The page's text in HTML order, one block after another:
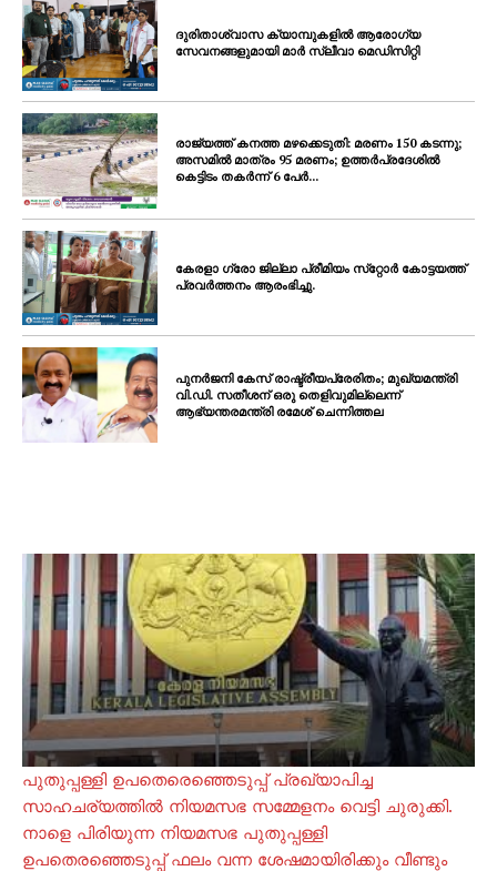
ദുരിതാശ്വാസ ക്യാമ്പുകളിൽ ആരോഗ്യ
സേവനങ്ങളുമായി മാർ സ്ലീവാ മെഡിസിറ്റി
രാജ്യത്ത് കനത്ത മഴക്കെടുതി: മരണം 150 കടന്നു;
അസമിൽ മാത്രം 95 മരണം; ഉത്തർപ്രദേശിൽ
കെട്ടിടം തകർന്ന് 6 പേർ...
കേരളാ ഗ്രോ ജില്ലാ പ്രീമിയം സ്‌റ്റോർ കോട്ടയത്ത്
പ്രവർത്തനം ആരംഭിച്ചു.
പുനർജനി കേസ് രാഷ്ട്രീയപ്രേരിതം; മുഖ്യമന്ത്രി
വി.ഡി. സതീശന് ഒരു തെളിവുമില്ലെന്ന്
ആഭ്യന്തരമന്ത്രി രമേശ് ചെന്നിത്തല
പുതുപ്പള്ളി ഉപതെരെഞ്ഞെടുപ്പ് പ്രഖ്യാപിച്ച
സാഹചര്യത്തിൽ നിയമസഭ സമ്മേളനം വെട്ടി ചുരുക്കി.
നാളെ പിരിയുന്ന നിയമസഭ പുതുപ്പള്ളി
ഉപതെരഞ്ഞെടുപ്പ് ഫലം വന്ന ശേഷമായിരിക്കും വീണ്ടും